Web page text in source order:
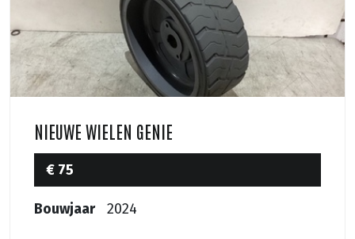
NIEUWE WIELEN GENIE
€ 75
Bouwjaar 2024